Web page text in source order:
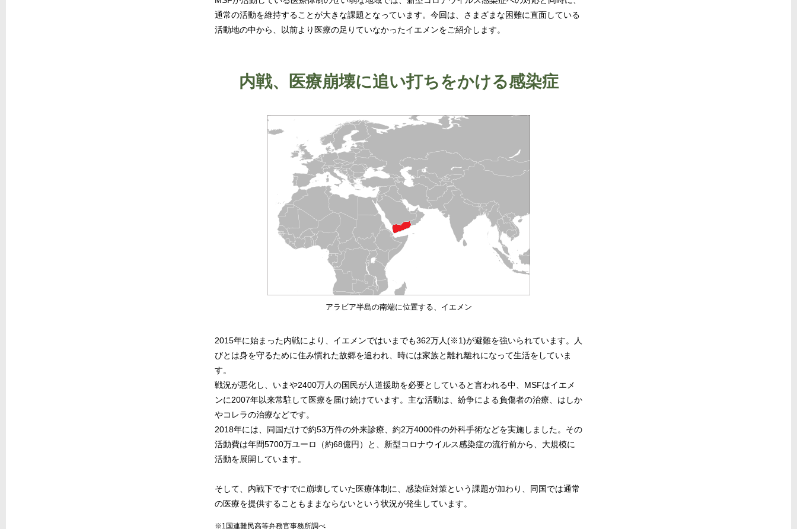
通常の活動を維持することが大きな課題となっています。今回は、さまざまな困難に直面している
活動地の中から、以前より医療の足りていなかったイエメンをご紹介します。
内戦、医療崩壊に追い打ちをかける感染症
アラビア半島の南端に位置する、イエメン
2015年に始まった内戦により、イエメンではいまでも362万人(※1)が避難を強いられています。人
びとは身を守るために住み慣れた故郷を追われ、時には家族と離れ離れになって生活をしていま
す。
戦況が悪化し、いまや2400万人の国民が人道援助を必要としていると言われる中、MSFはイエメ
ンに2007年以来常駐して医療を届け続けています。主な活動は、紛争による負傷者の治療、はしか
やコレラの治療などです。
2018年には、同国だけで約53万件の外来診療、約2万4000件の外科手術などを実施しました。その
活動費は年間5700万ユーロ（約68億円）と、新型コロナウイルス感染症の流行前から、大規模に
活動を展開しています。
そして、内戦下ですでに崩壊していた医療体制に、感染症対策という課題が加わり、同国では通常
の医療を提供することもままならないという状況が発生しています。
※1国連難民高等弁務官事務所調べ